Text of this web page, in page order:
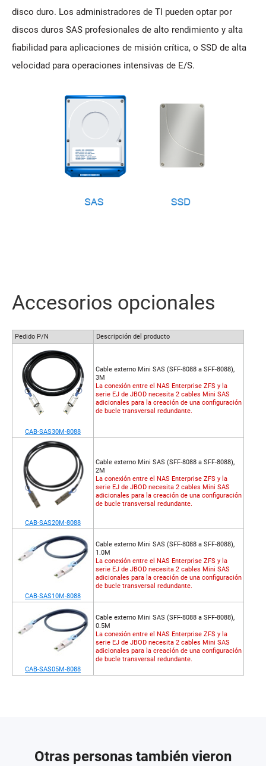
disco duro. Los administradores de TI pueden optar por
discos duros SAS profesionales de alto rendimiento y alta
fiabilidad para aplicaciones de misión crítica, o SSD de alta
velocidad para operaciones intensivas de E/S.
Accesorios opcionales
Pedido P/N Descripción del producto
CAB-SAS30M-8088
Cable externo Mini SAS (SFF-8088 a SFF-8088),
3M
La conexión entre el NAS Enterprise ZFS y la
serie EJ de JBOD necesita 2 cables Mini SAS
adicionales para la creación de una configuración
de bucle transversal redundante.
CAB-SAS20M-8088
Cable externo Mini SAS (SFF-8088 a SFF-8088),
2M
La conexión entre el NAS Enterprise ZFS y la
serie EJ de JBOD necesita 2 cables Mini SAS
adicionales para la creación de una configuración
de bucle transversal redundante.
CAB-SAS10M-8088
Cable externo Mini SAS (SFF-8088 a SFF-8088),
1.0M
La conexión entre el NAS Enterprise ZFS y la
serie EJ de JBOD necesita 2 cables Mini SAS
adicionales para la creación de una configuración
de bucle transversal redundante.
CAB-SAS05M-8088
Cable externo Mini SAS (SFF-8088 a SFF-8088),
0.5M
La conexión entre el NAS Enterprise ZFS y la
serie EJ de JBOD necesita 2 cables Mini SAS
adicionales para la creación de una configuración
de bucle transversal redundante.
Otras personas también vieron